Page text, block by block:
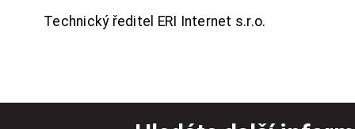
Technický ředitel ERI Internet s.r.o.